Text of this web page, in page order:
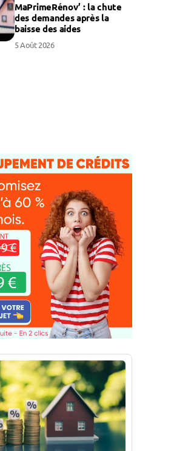
MaPrimeRénov’ : la chute
des demandes après la
baisse des aides
5 Août 2026